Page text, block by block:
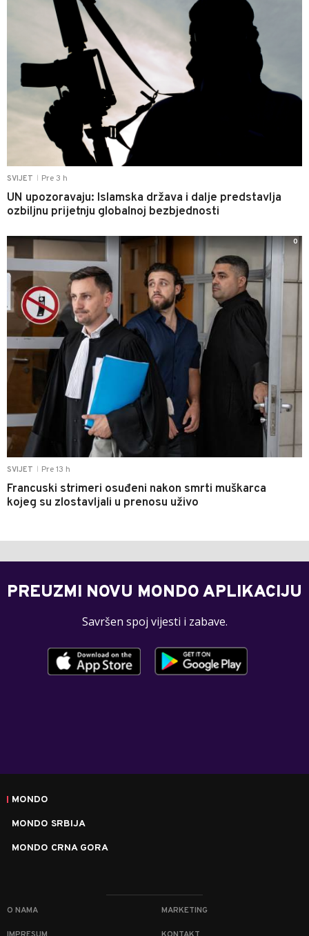
SVIJET Pre 3 h
UN upozoravaju: Islamska država i dalje predstavlja
ozbiljnu prijetnju globalnoj bezbjednosti
SVIJET Pre 13 h
Francuski strimeri osuđeni nakon smrti muškarca
kojeg su zlostavljali u prenosu uživo
0
PREUZMI NOVU MONDO APLIKACIJU
Savršen spoj vijesti i zabave.
MONDO
MONDO SRBIJA
MONDO CRNA GORA
O NAMA MARKETING